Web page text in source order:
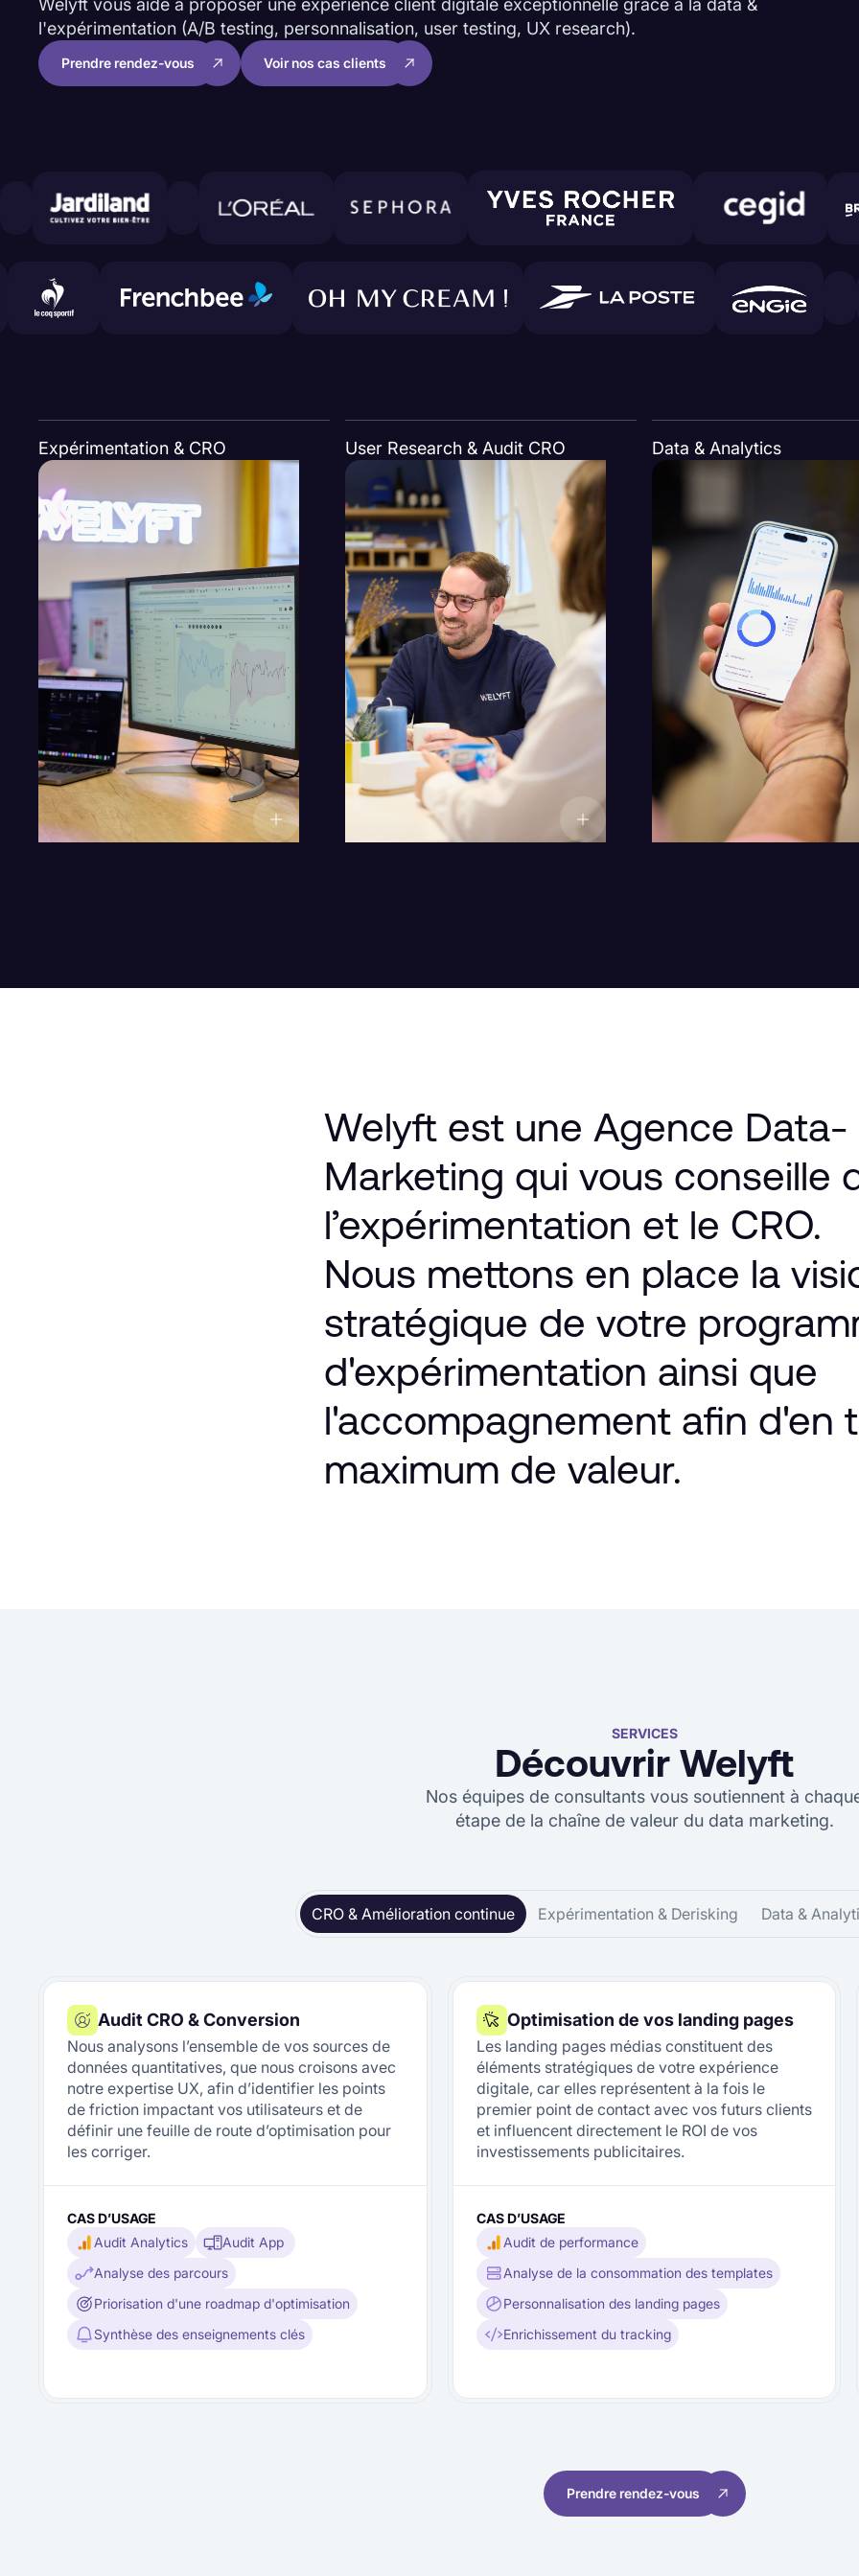
Welyft vous aide à proposer une expérience client digitale exceptionnelle grâce à la data &
l'expérimentation (A/B testing, personnalisation, user testing, UX research).
Prendre rendez-vous Voir nos cas clients
Expérimentation & CRO User Research & Audit CRO Data & Analytics
Welyft est une Agence Data-
Marketing qui vous conseille
l’expérimentation et le CRO.
Nous mettons en place la
stratégique de votre
d'expérimentation ainsi que
l'accompagnement afin d'en
maximum de valeur.
SERVICES
Découvrir Welyft
Nos équipes de consultants vous soutiennent à
étape de la chaîne de valeur du data marketing.
CRO & Amélioration continue Expérimentation & Derisking Data &
Audit CRO & Conversion
Nous analysons l’ensemble de vos sources de
données quantitatives, que nous croisons avec
notre expertise UX, afin d’identifier les points
de friction impactant vos utilisateurs et de
définir une feuille de route d’optimisation pour
les corriger.
CAS D’USAGE
Audit Analytics
Audit App
Analyse des parcours
Priorisation d'une roadmap d'optimisation
Synthèse des enseignements clés
Optimisation de vos landing pages
Les landing pages médias constituent des
éléments stratégiques de votre expérience
digitale, car elles représentent à la fois le
premier point de contact avec vos futurs clients
et influencent directement le ROI de vos
investissements publicitaires.
CAS D’USAGE
Audit de performance
Analyse de la consommation des templates
Personnalisation des landing pages
Enrichissement du tracking
Prendre rendez-vous